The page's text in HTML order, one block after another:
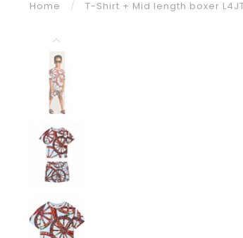
Home / T-Shirt + Mid length boxer